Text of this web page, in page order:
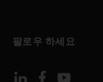
팔로우 하세요